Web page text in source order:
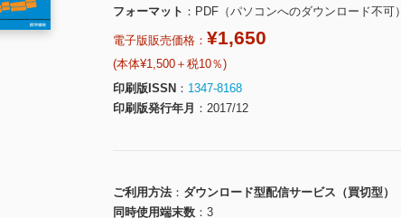
フォーマット
PDF（パソコンへのダウンロード不可）
電子版販売価格： ¥1,650
(本体¥1,500＋税10％)
印刷版ISSN
1347-8168
印刷版発行年月
2017/12
ご利用方法
ダウンロード型配信サービス（買切型）
同時使用端末数
3